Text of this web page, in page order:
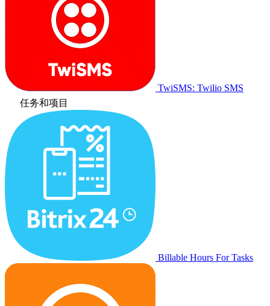
TwiSMS: Twilio SMS
任务和项目
Billable Hours For Tasks